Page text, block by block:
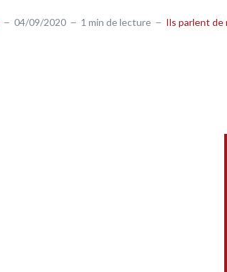
04/09/2020 1 min de lecture Ils parlent de